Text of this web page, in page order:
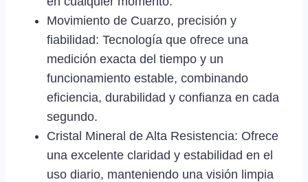
Movimiento de Cuarzo, precisión y
fiabilidad: Tecnología que ofrece una
medición exacta del tiempo y un
funcionamiento estable, combinando
eficiencia, durabilidad y confianza en cada
segundo.
Cristal Mineral de Alta Resistencia: Ofrece
una excelente claridad y estabilidad en el
uso diario, manteniendo una visión limpia